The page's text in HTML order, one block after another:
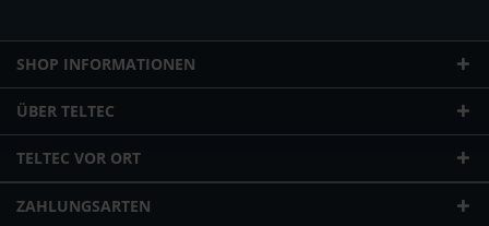
SHOP INFORMATIONEN
ÜBER TELTEC
TELTEC VOR ORT
ZAHLUNGSARTEN